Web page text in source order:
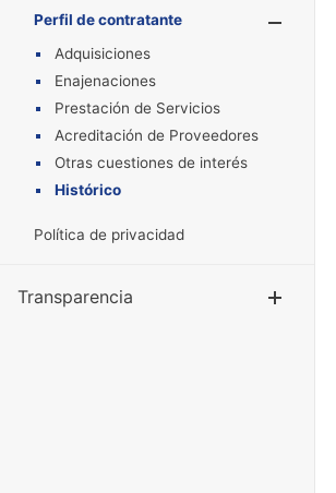
Perfil de contratante
Adquisiciones
Enajenaciones
Prestación de Servicios
Acreditación de Proveedores
Otras cuestiones de interés
Histórico
Política de privacidad
Transparencia